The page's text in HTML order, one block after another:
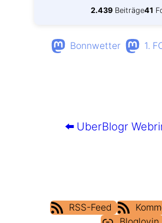
2.439 Beiträge41
Bonnwetter 1.
⬅️ UberBlogr
RSS-Feed